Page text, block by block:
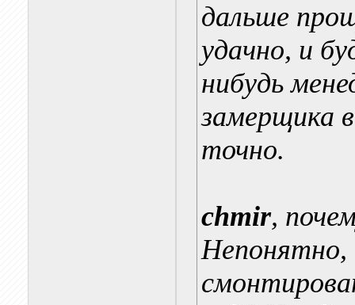
дальше
удачно, и
нибудь
замерщика
точно.
chmir,
Непонятно,